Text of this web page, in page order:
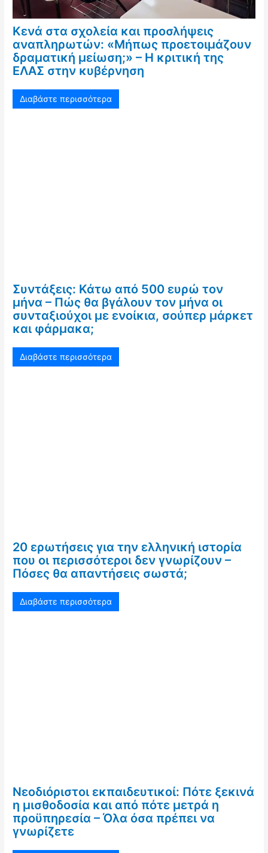
Κενά στα σχολεία και προσλήψεις
αναπληρωτών: «Μήπως προετοιμάζουν
δραματική μείωση;» – Η κριτική της
ΕΛΑΣ στην κυβέρνηση
Διαβάστε περισσότερα
Συντάξεις: Κάτω από 500 ευρώ τον
μήνα – Πώς θα βγάλουν τον μήνα οι
συνταξιούχοι με ενοίκια, σούπερ μάρκετ
και φάρμακα;
Διαβάστε περισσότερα
20 ερωτήσεις για την ελληνική ιστορία
που οι περισσότεροι δεν γνωρίζουν –
Πόσες θα απαντήσεις σωστά;
Διαβάστε περισσότερα
Νεοδιόριστοι εκπαιδευτικοί: Πότε ξεκινά
η μισθοδοσία και από πότε μετρά η
προϋπηρεσία – Όλα όσα πρέπει να
γνωρίζετε